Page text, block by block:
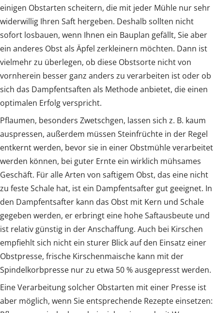
einigen Obstarten scheitern, die mit jeder Mühle nur sehr
widerwillig Ihren Saft hergeben. Deshalb sollten nicht
sofort losbauen, wenn Ihnen ein Bauplan gefällt, Sie aber
ein anderes Obst als Äpfel zerkleinern möchten. Dann ist
vielmehr zu überlegen, ob diese Obstsorte nicht von
vornherein besser ganz anders zu verarbeiten ist oder ob
sich das Dampfentsaften als Methode anbietet, die einen
optimalen Erfolg verspricht.
Pflaumen, besonders Zwetschgen, lassen sich z. B. kaum
auspressen, außerdem müssen Steinfrüchte in der Regel
entkernt werden, bevor sie in einer Obstmühle verarbeitet
werden können, bei guter Ernte ein wirklich mühsames
Geschäft. Für alle Arten von saftigem Obst, das eine nicht
zu feste Schale hat, ist ein Dampfentsafter gut geeignet. In
den Dampfentsafter kann das Obst mit Kern und Schale
gegeben werden, er erbringt eine hohe Saftausbeute und
ist relativ günstig in der Anschaffung. Auch bei Kirschen
empfiehlt sich nicht ein sturer Blick auf den Einsatz einer
Obstpresse, frische Kirschenmaische kann mit der
Spindelkorbpresse nur zu etwa 50 % ausgepresst werden.
Eine Verarbeitung solcher Obstarten mit einer Presse ist
aber möglich, wenn Sie entsprechende Rezepte einsetzen: